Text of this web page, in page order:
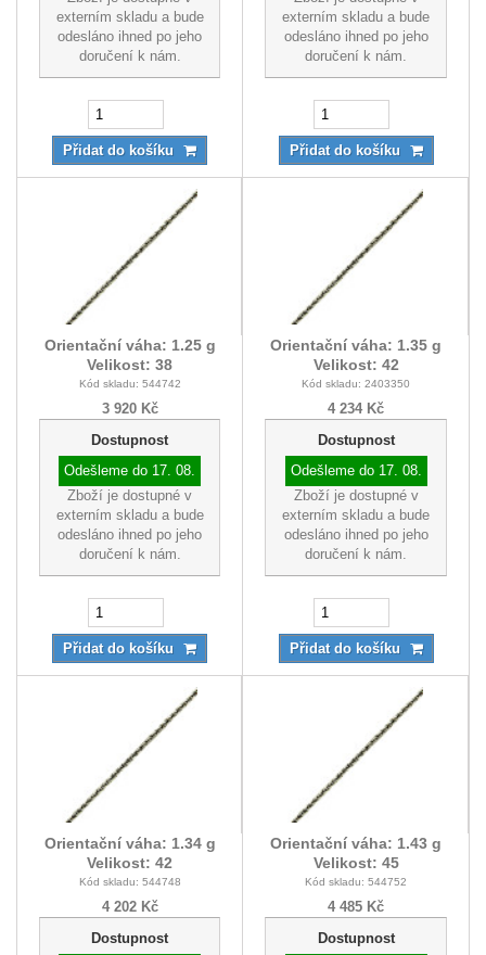
externím skladu a bude
odesláno ihned po jeho
doručení k nám.
Přidat do košíku
externím skladu a bude
odesláno ihned po jeho
doručení k nám.
Přidat do košíku
Orientační váha: 1.25 g
Velikost: 38
Kód skladu: 544742
3 920 Kč
Dostupnost
Odešleme do 17. 08.
Zboží je dostupné v
externím skladu a bude
odesláno ihned po jeho
doručení k nám.
Přidat do košíku
Orientační váha: 1.35 g
Velikost: 42
Kód skladu: 2403350
4 234 Kč
Dostupnost
Odešleme do 17. 08.
Zboží je dostupné v
externím skladu a bude
odesláno ihned po jeho
doručení k nám.
Přidat do košíku
Orientační váha: 1.34 g
Velikost: 42
Kód skladu: 544748
4 202 Kč
Dostupnost
Orientační váha: 1.43 g
Velikost: 45
Kód skladu: 544752
4 485 Kč
Dostupnost